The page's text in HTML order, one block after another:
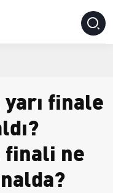
finale
finali ne